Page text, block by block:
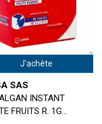
J'achète
SAS
INSTANT
FRUITS R. 1G...